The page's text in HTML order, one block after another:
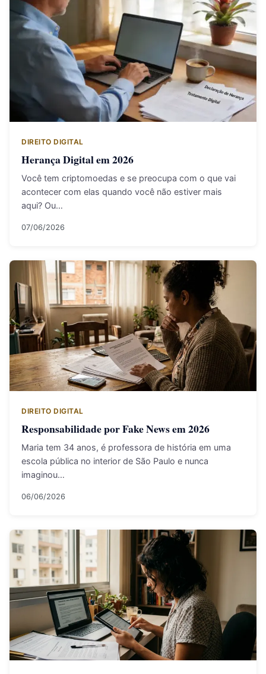
DIREITO DIGITAL
Herança Digital em 2026
Você tem criptomoedas e se preocupa com o que vai
acontecer com elas quando você não estiver mais
aqui? Ou…
07/06/2026
DIREITO DIGITAL
Responsabilidade por Fake News em 2026
Maria tem 34 anos, é professora de história em uma
escola pública no interior de São Paulo e nunca
imaginou…
06/06/2026